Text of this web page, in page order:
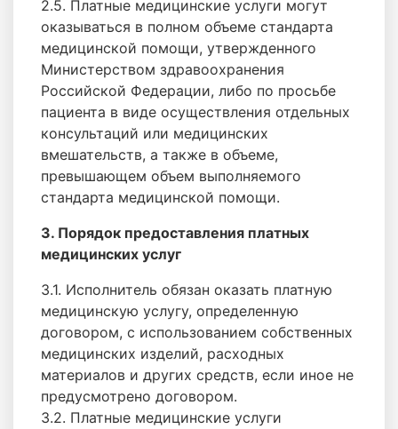
2.5. Платные медицинские услуги могут
оказываться в полном объеме стандарта
медицинской помощи, утвержденного
Министерством здравоохранения
Российской Федерации, либо по просьбе
пациента в виде осуществления отдельных
консультаций или медицинских
вмешательств, а также в объеме,
превышающем объем выполняемого
стандарта медицинской помощи.
3. Порядок предоставления платных
медицинских услуг
3.1. Исполнитель обязан оказать платную
медицинскую услугу, определенную
договором, с использованием собственных
медицинских изделий, расходных
материалов и других средств, если иное не
предусмотрено договором.
3.2. Платные медицинские услуги